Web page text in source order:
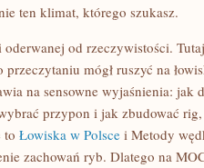
ten klimat, którego szukasz.
od rzeczywistości.
mógł ruszyć na
na sensowne wyjaśnienia: jak
przypon i jak zbudować
to Łowiska w Polsce i Metody
zachowań ryb. Dlatego na